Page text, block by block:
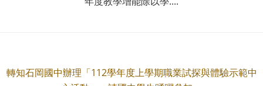
轉知石岡國中辦理「112學年度上學期職業試探與體驗示範中